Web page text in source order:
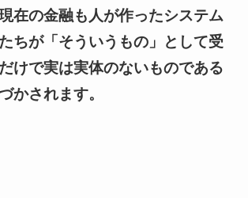
在の金融も人が作ったシステム
ちが「そういうもの」として受
けで実は実体のないものである
かされます。